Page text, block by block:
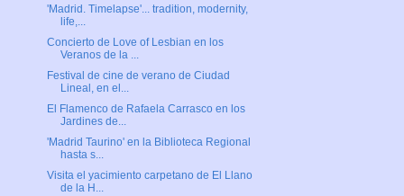
'Madrid. Timelapse'... tradition, modernity,
life,...
Concierto de Love of Lesbian en los
Veranos de la ...
Festival de cine de verano de Ciudad
Lineal, en el...
El Flamenco de Rafaela Carrasco en los
Jardines de...
'Madrid Taurino' en la Biblioteca Regional
hasta s...
Visita el yacimiento carpetano de El Llano
de la H...